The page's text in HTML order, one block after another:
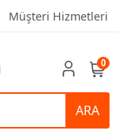
Müşteri Hizmetleri
ARA
0